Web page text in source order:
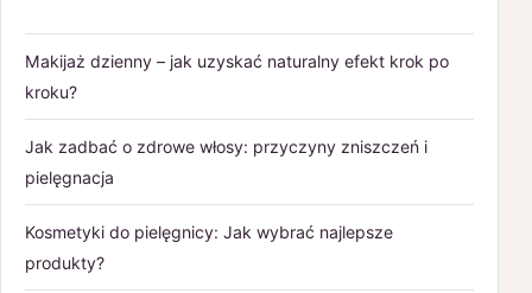
Makijaż dzienny – jak uzyskać naturalny efekt krok po
kroku?
Jak zadbać o zdrowe włosy: przyczyny zniszczeń i
pielęgnacja
Kosmetyki do pielęgnicy: Jak wybrać najlepsze
produkty?